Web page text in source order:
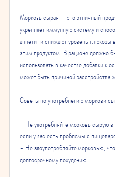
Морковь сырая – это отличный
укрепляет иммунную систему и
аппетит и снижают уровень
этим продуктом. В рационе должно
использовать в качестве добавки к
может быть причиной расстройства
Советы по употреблению моркови
- Не употребляйте морковь сырую в
если у вас есть проблемы с
- Не злоупотребляйте морковью,
долгосрочному похудению.